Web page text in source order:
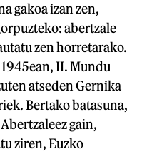
gakoa izan zen,
abertzale
zen horretarako.
II. Mundu
atseden Gernika
Bertako batasuna,
gain,
ziren, Euzko